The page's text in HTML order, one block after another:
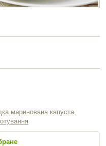
маринована капуста